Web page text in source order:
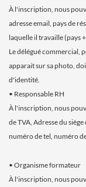
À l'inscription, nous
adresse email, pays de
laquelle il travaille (pays
Le délégué commercial,
apparait sur sa photo,
d'identité.
• Responsable RH
À l'inscription, nous
de TVA, Adresse du
numéro de tel, numéro
• Organisme formateur
À l'inscription, nous